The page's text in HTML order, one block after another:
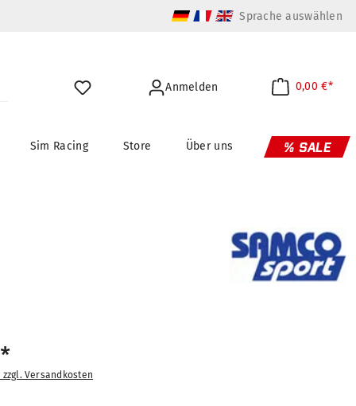
Sprache auswählen
Anmelden 0,00 €*
Sim Racing Store Über uns % SALE
Versandkosten